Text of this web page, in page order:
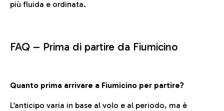
più fluida e ordinata.
FAQ – Prima di partire da Fiumicino
Quanto prima arrivare a Fiumicino per partire?
L’anticipo varia in base al volo e al periodo, ma è